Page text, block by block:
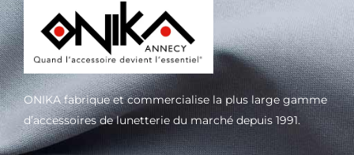
ONIKA fabrique et commercialise la plus large gamme
d’accessoires de lunetterie du marché depuis 1991.